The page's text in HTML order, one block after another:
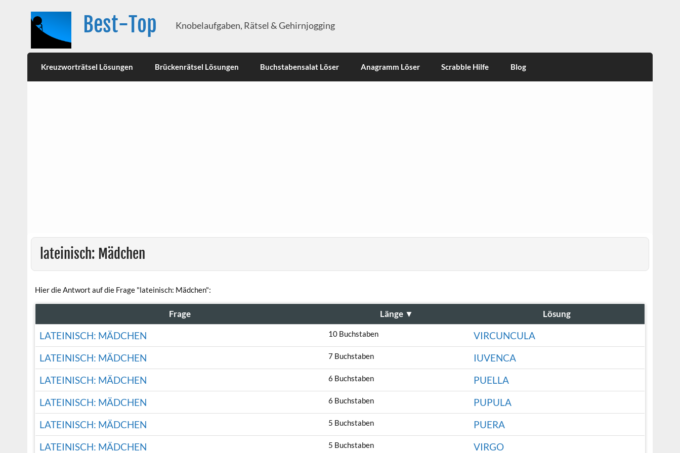
Best-Top Knobelaufgaben, Rätsel & Gehirnjogging
Kreuzworträtsel Lösungen Brückenrätsel Lösungen Buchstabensalat Löser Anagramm Löser Scrabble Hilfe Blog
lateinisch: Mädchen
Hier die Antwort auf die Frage "lateinisch: Mädchen":
Frage Länge ▼ Lösung
LATEINISCH: MÄDCHEN 10 Buchstaben
VIRCUNCULA
LATEINISCH: MÄDCHEN
7 Buchstaben
IUVENCA
LATEINISCH: MÄDCHEN
6 Buchstaben
PUELLA
LATEINISCH: MÄDCHEN
6 Buchstaben
PUPULA
LATEINISCH: MÄDCHEN
5 Buchstaben
PUERA
LATEINISCH: MÄDCHEN
5 Buchstaben VIRGO